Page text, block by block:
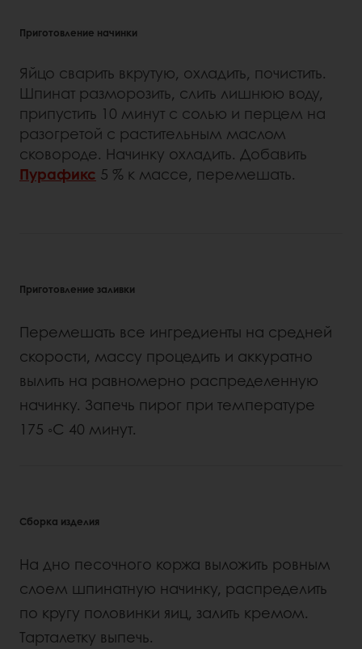
Приготовление начинки
Яйцо сварить вкрутую, охладить, почистить.
Шпинат разморозить, слить лишнюю воду,
припустить 10 минут с солью и перцем на
разогретой с растительным маслом
сковороде. Начинку охладить. Добавить
Пурафикс 5 % к массе, перемешать.
Приготовление заливки
Перемешать все ингредиенты на средней
скорости, массу процедить и аккуратно
вылить на равномерно распределенную
начинку. Запечь пирог при температуре
175 ◦С 40 минут.
Сборка изделия
На дно песочного коржа выложить ровным
слоем шпинатную начинку, распределить
по кругу половинки яиц, залить кремом.
Тарталетку выпечь.